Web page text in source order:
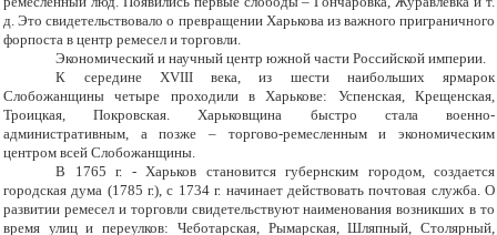
д. Это свидетельствовало о превращении Харькова из важного приграничного
форпоста в центр ремесел и торговли.
Экономический и научный центр южной части Российской империи.
К середине XVIII века, из шести наибольших ярмарок
Слобожанщины четыре проходили в Харькове: Успенская, Крещенская,
Троицкая, Покровская. Харьковщина быстро стала военно-
административным, а позже – торгово-ремесленным и экономическим
центром всей Слобожанщины.
В 1765 г. - Харьков становится губернским городом, создается
городская дума (1785 г.), с 1734 г. начинает действовать почтовая служба. О
развитии ремесел и торговли свидетельствуют наименования возникших в то
время улиц и переулков: Чеботарская, Рымарская, Шляпный, Столярный,